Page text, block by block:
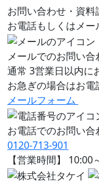
お問い合わせ・資料
お電話もしくはメー
メールでのお問い合
通常 3営業日以内に
お急ぎの場合はお電
メールフォーム
お電話でのお問い合
0120-713-901
【営業時間】 10:00